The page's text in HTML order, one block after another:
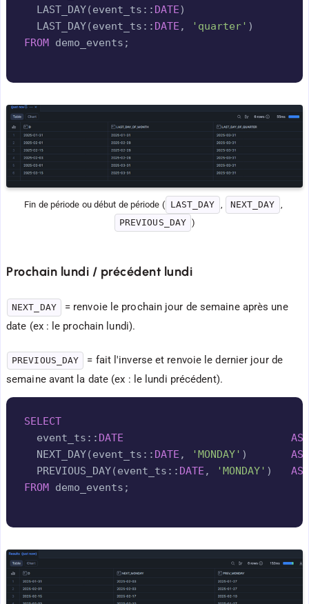
  LAST_DAY
(event_ts:: DATE)
  LAST_DAY
(event_ts:: DATE , 'quarter' )
FROM demo_events ;
Fin de période ou début de période ( LAST_DAY NEXT_DAY
PREVIOUS_DAY )
Prochain lundi / précédent lundi
NEXT_DAY
= renvoie le prochain jour de semaine après une
date (ex : le prochain lundi).
PREVIOUS_DAY
= fait l'inverse et renvoie le dernier jour de
semaine avant la date (ex : le lundi précédent).
SELECT
  event_ts::
DATE AS
  NEXT_DAY
(event_ts:: DATE , 'MONDAY' ) AS
  PREVIOUS_DAY
(event_ts:: DATE , 'MONDAY' )
AS
FROM demo_events ;